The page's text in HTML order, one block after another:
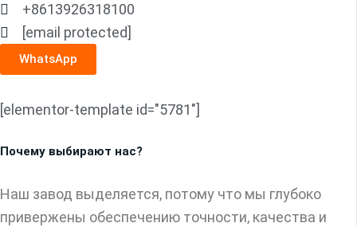
+8613926318100
[email protected]
WhatsApp
[elementor-template id="5781"]
Почему выбирают нас?
Наш завод выделяется, потому что мы глубоко
привержены обеспечению точности, качества и